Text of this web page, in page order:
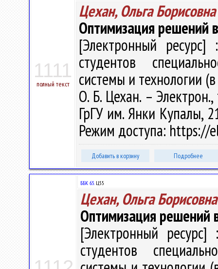
1111
полный текст
Цехан, Ольга Борисовна
Оптимизация решений
[Электронный ресурс]
студентов
системы и технологии
О. Б. Цехан. –
ГрГУ им. Янки Купалы,
Режим доступа: https://
Добавить в корзину Подробнее
ББК 65.Ц55
Цехан, Ольга Борисовна
Оптимизация решений
[Электронный ресурс]
студентов